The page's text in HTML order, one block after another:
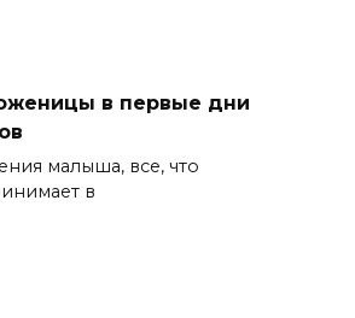
в первые дни
малыша, все, что
в